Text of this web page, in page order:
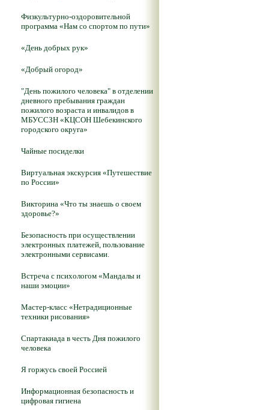
Физкультурно-оздоровительной
программа «Нам со спортом по пути»
«День добрых рук»
«Добрый огород»
"День пожилого человека" в отделении
дневного пребывания граждан
пожилого возраста и инвалидов в
МБУССЗН «КЦСОН Шебекинского
городского округа»
Чайные посиделки
Виртуальная экскурсия «Путешествие
по России»
Викторина «Что ты знаешь о своем
здоровье?»
Безопасность при осуществлении
электронных платежей, пользование
электронными сервисами.
Встреча с психологом «Мандалы и
наши эмоции»
Мастер-класс «Нетрадиционные
техники рисования»
Спартакиада в честь Дня пожилого
человека
Я горжусь своей Россией
Информационная безопасность и
цифровая гигиена